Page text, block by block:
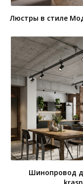
Люстры в стиле
Шинопровод